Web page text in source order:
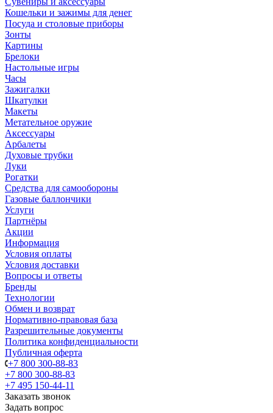
Кошельки и зажимы для денег
Посуда и столовые приборы
Зонты
Картины
Брелоки
Настольные игры
Часы
Зажигалки
Шкатулки
Макеты
Метательное оружие
Аксессуары
Арбалеты
Духовые трубки
Луки
Рогатки
Средства для самообороны
Газовые баллончики
Услуги
Партнёры
Акции
Информация
Условия оплаты
Условия доставки
Вопросы и ответы
Бренды
Технологии
Обмен и возврат
Нормативно-правовая база
Разрешительные документы
Политика конфиденциальности
Публичная оферта
+7 800 300-88-83
+7 800 300-88-83
+7 495 150-44-11
Заказать звонок
Задать вопрос